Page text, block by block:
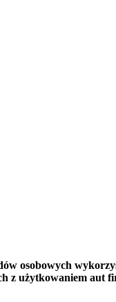
osobowych
z użytkowaniem